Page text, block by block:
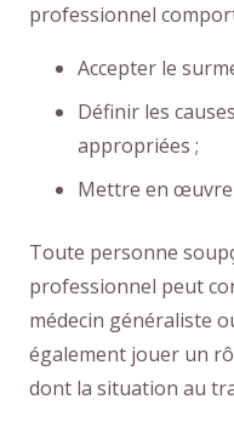
professionnel
Accepter le
Définir les
appropriées ;
Mettre en œuvre
Toute personne
professionnel peut
médecin généraliste
également jouer un
dont la situation au